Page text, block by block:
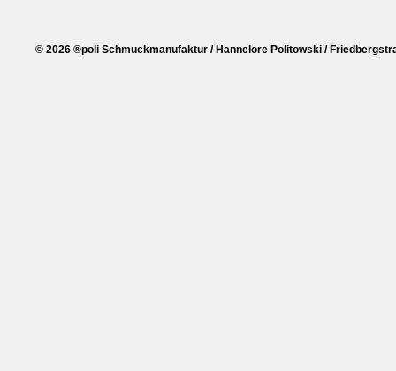
© 2026 ®poli Schmuckmanufaktur / Hannelore Politowski /